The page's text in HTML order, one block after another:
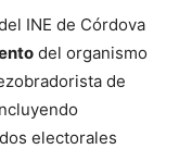
INE de Córdova
del organismo
de
electorales